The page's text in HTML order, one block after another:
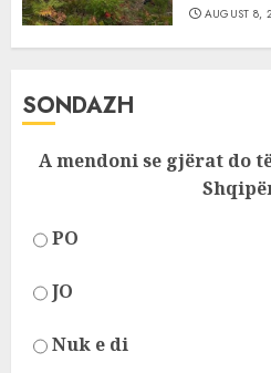
AUGUST 8,
SONDAZH
A mendoni se gjërat do
PO
JO
Nuk e di